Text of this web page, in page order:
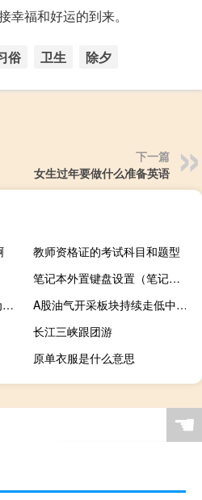
幸福和好运的到来。
俗 卫生 除夕
下一篇
女生过年要做什么准备英语
教师资格证的考试科目和题型
笔记本外置键盘设置（笔记本外置键盘）
布伦特原油站上93美元/桶为2022年11月来新高日内涨1.32%
A股油气开采板块持续走低中曼石油跌超3%潜能恒信、首华燃气、海油工程、博迈科、海油发展跟跌
长江三峡跟团游
原单衣服是什么意思
☚